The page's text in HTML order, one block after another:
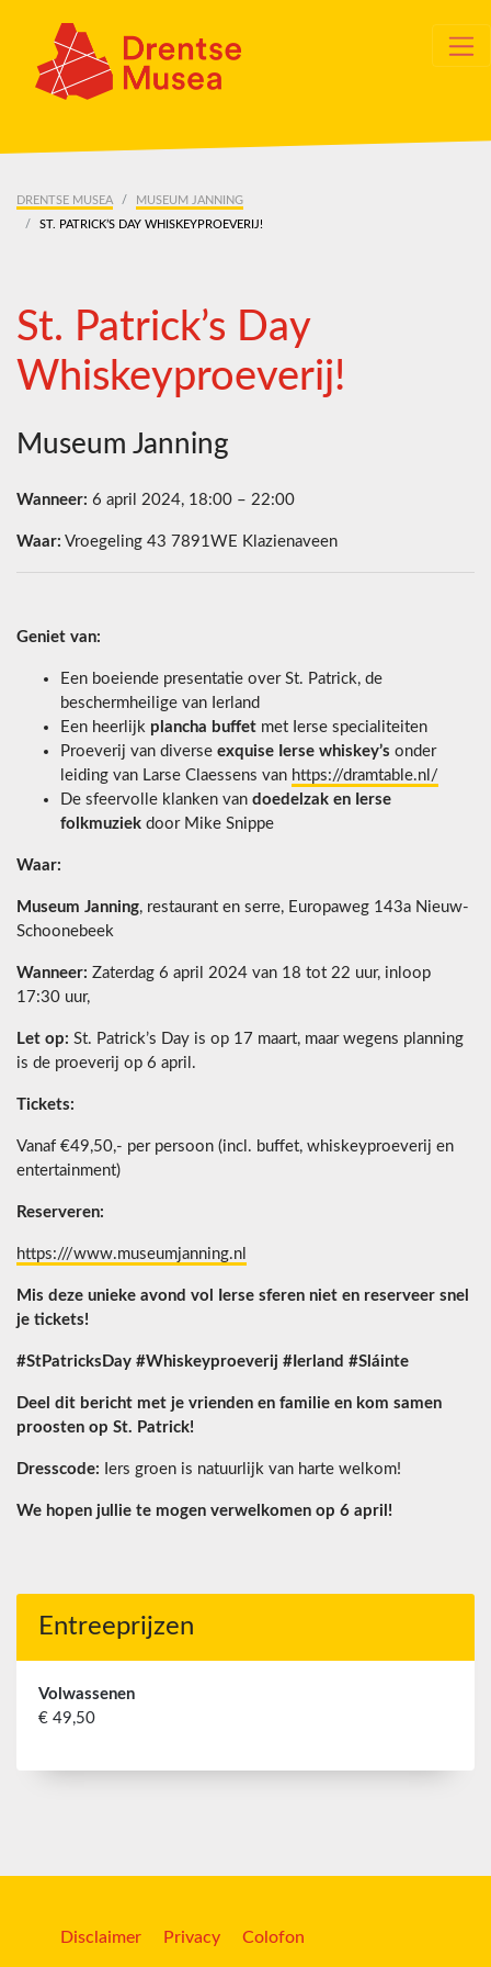
DRENTSE MUSEA
MUSEUM JANNING
ST. PATRICK’S DAY WHISKEYPROEVERIJ!
St. Patrick’s Day
Whiskeyproeverij!
Museum Janning
Wanneer: 6 april 2024, 18:00 – 22:00
Waar: Vroegeling 43 7891WE Klazienaveen
Geniet van:
Een boeiende presentatie over St. Patrick, de
beschermheilige van Ierland
Een heerlijk plancha buffet met Ierse specialiteiten
Proeverij van diverse exquise Ierse whiskey’s onder
leiding van Larse Claessens van https://dramtable.nl/
De sfeervolle klanken van doedelzak en Ierse
folkmuziek door Mike Snippe
Waar:
Museum Janning, restaurant en serre, Europaweg 143a Nieuw-
Schoonebeek
Wanneer: Zaterdag 6 april 2024 van 18 tot 22 uur, inloop
17:30 uur,
Let op: St. Patrick’s Day is op 17 maart, maar wegens planning
is de proeverij op 6 april.
Tickets:
Vanaf €49,50,- per persoon (incl. buffet, whiskeyproeverij en
entertainment)
Reserveren:
https:///www.museumjanning.nl
Mis deze unieke avond vol Ierse sferen niet en reserveer snel
je tickets!
#StPatricksDay #Whiskeyproeverij #Ierland #Sláinte
Deel dit bericht met je vrienden en familie en kom samen
proosten op St. Patrick!
Dresscode: Iers groen is natuurlijk van harte welkom!
We hopen jullie te mogen verwelkomen op 6 april!
Entreeprijzen
Volwassenen
€ 49,50
Disclaimer Privacy Colofon